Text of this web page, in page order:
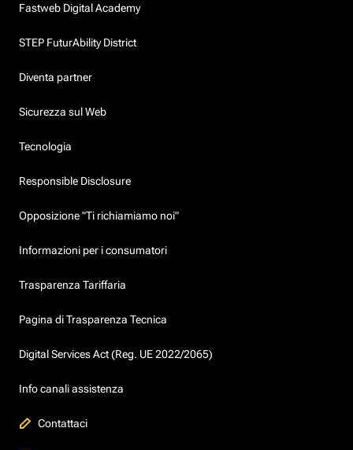
Fastweb Digital Academy
STEP FuturAbility District
Diventa partner
Sicurezza sul Web
Tecnologia
Responsible Disclosure
Opposizione "Ti richiamiamo noi"
Informazioni per i consumatori
Trasparenza Tariffaria
Pagina di Trasparenza Tecnica
Digital Services Act (Reg. UE 2022/2065)
Info canali assistenza
Contattaci